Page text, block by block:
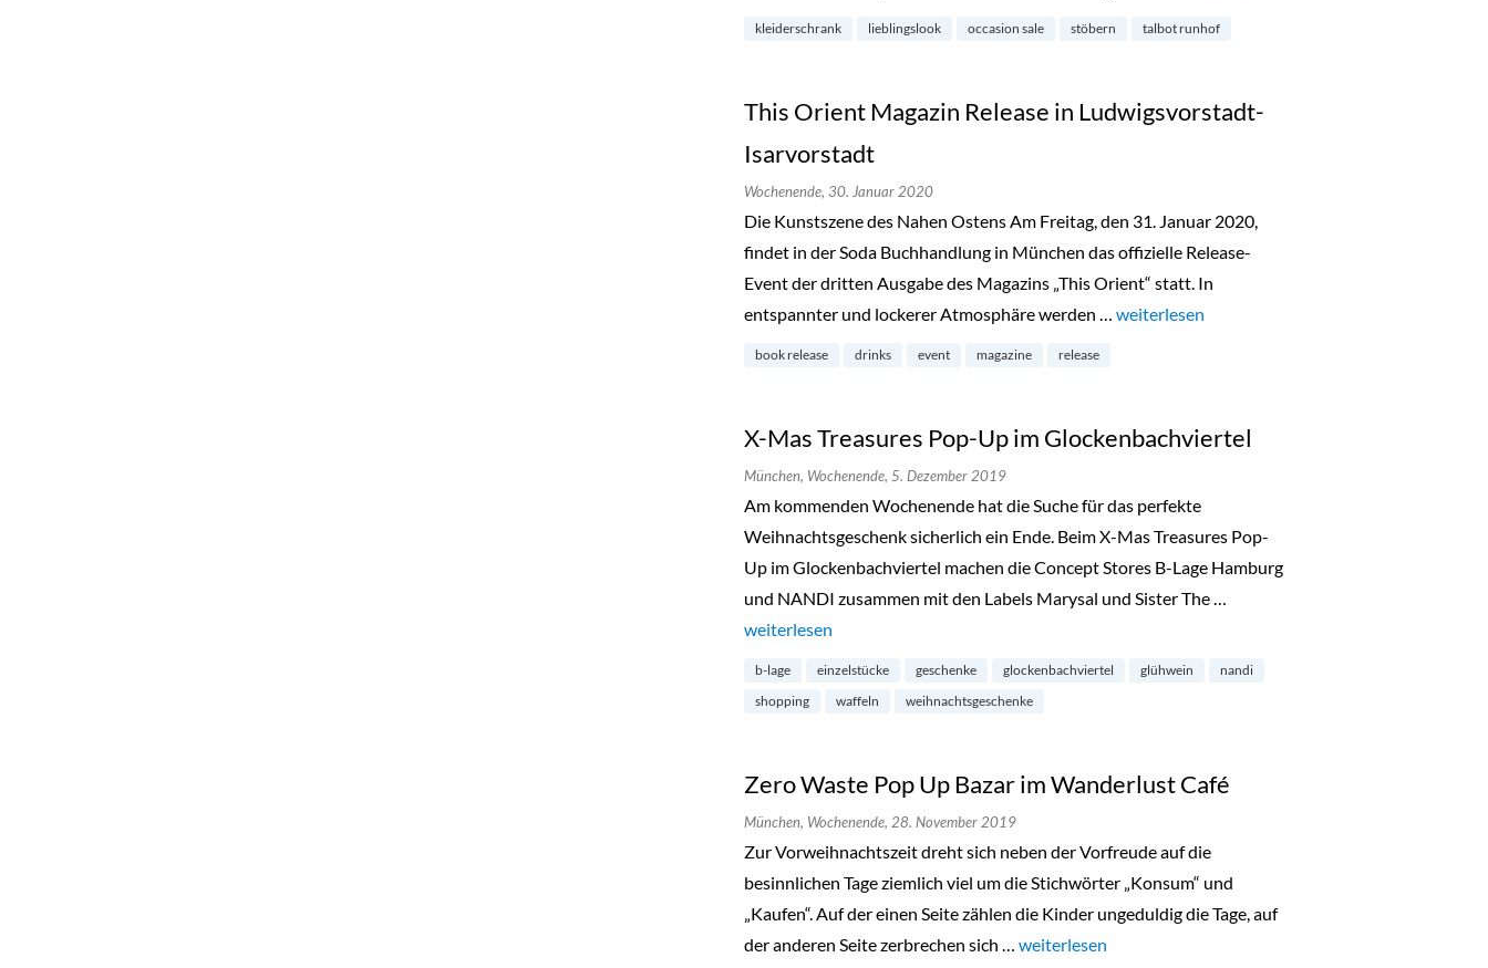
kleiderschrank lieblingslook occasion sale stöbern talbot runhof
This Orient Magazin Release in Ludwigsvorstadt-
Isarvorstadt
Wochenende, 30. Januar 2020
Die Kunstszene des Nahen Ostens Am Freitag, den 31. Januar 2020,
findet in der Soda Buchhandlung in München das offizielle Release-
Event der dritten Ausgabe des Magazins „This Orient“ statt. In
entspannter und lockerer Atmosphäre werden … „This Orient Magazin Release in
weiterlesen
book release drinks event magazine release
X-Mas Treasures Pop-Up im Glockenbachviertel
München, Wochenende, 5. Dezember 2019
Am kommenden Wochenende hat die Suche für das perfekte
Weihnachtsgeschenk sicherlich ein Ende. Beim X-Mas Treasures Pop-
Up im Glockenbachviertel machen die Concept Stores B-Lage Hamburg
und NANDI zusammen mit den Labels Marysal und Sister The …
„X-Mas Treasures Pop-Up im Glockenbachviertel“
weiterlesen
b-lage einzelstücke geschenke glockenbachviertel glühwein
nandi
shopping
waffeln weihnachtsgeschenke
Zero Waste Pop Up Bazar im Wanderlust Café
München, Wochenende, 28. November 2019
Zur Vorweihnachtszeit dreht sich neben der Vorfreude auf die
besinnlichen Tage ziemlich viel um die Stichwörter „Konsum“ und
„Kaufen“. Auf der einen Seite zählen die Kinder ungeduldig die Tage, auf
der anderen Seite zerbrechen sich … „Zero Waste Pop Up Bazar im Wanderlust Café“
weiterlesen